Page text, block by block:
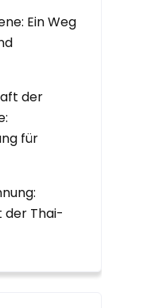
Ein Weg
der
für
der Thai-